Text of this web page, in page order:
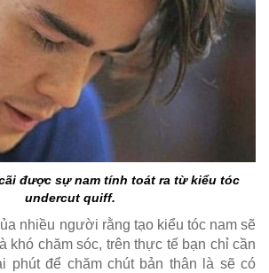
được sự nam tính toát ra từ kiểu tóc
undercut quiff.
nhiều người rằng tạo kiểu tóc nam sẽ
khó chăm sóc, trên thực tế bạn chỉ cần
phút để chăm chút bản thân là sẽ có